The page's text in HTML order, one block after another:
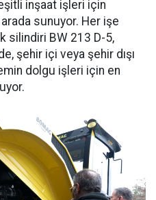
inşaat işleri için
sunuyor. Her işe
silindiri BW 213 D-5,
şehir içi veya şehir dışı
dolgu işleri için en